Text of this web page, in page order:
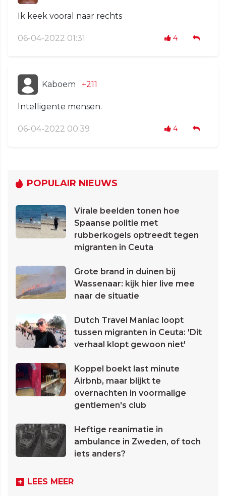
Ik keek vooral naar rechts
06-04-2022 01:31 4
Kaboem +211
Intelligente mensen.
06-04-2022 00:39 4
POPULAIR NIEUWS
Virale beelden tonen hoe
Spaanse politie met
rubberkogels optreedt tegen
migranten in Ceuta
Grote brand in duinen bij
Wassenaar: kijk hier live mee
naar de situatie
Dutch Travel Maniac loopt
tussen migranten in Ceuta: 'Dit
verhaal klopt gewoon niet'
Koppel boekt last minute
Airbnb, maar blijkt te
overnachten in voormalige
gentlemen's club
Heftige reanimatie in
ambulance in Zweden, of toch
iets anders?
LEES MEER